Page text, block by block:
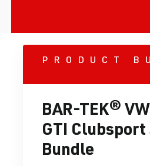
PRODUCT
BAR-TEK®
GTI
Bundle